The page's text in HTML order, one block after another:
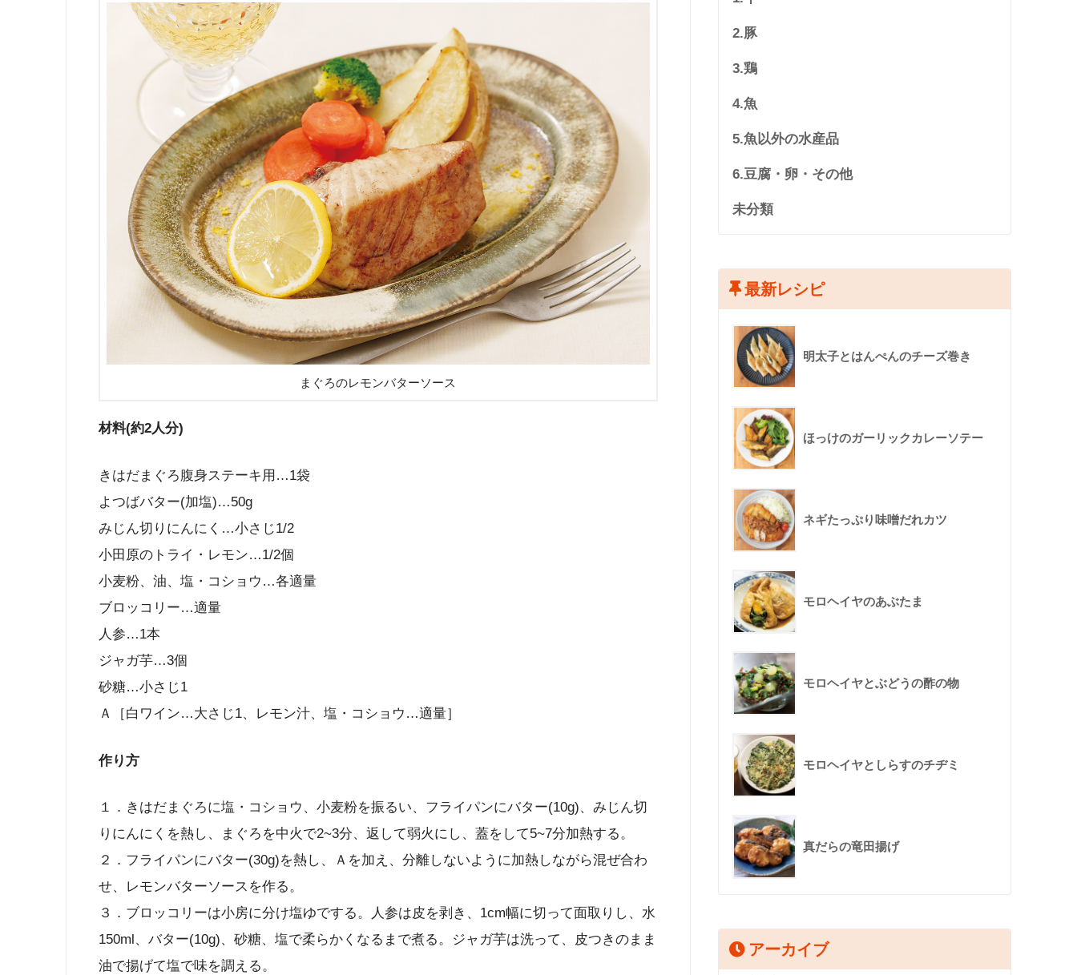
まぐろのレモンバターソース
材料(約2人分)
きはだまぐろ腹身ステーキ用…1袋
よつばバター(加塩)…50g
みじん切りにんにく…小さじ1/2
小田原のトライ・レモン…1/2個
小麦粉、油、塩・コショウ…各適量
ブロッコリー…適量
人参…1本
ジャガ芋…3個
砂糖…小さじ1
Ａ［白ワイン…大さじ1、レモン汁、塩・コショウ…適量］
作り方
１．きはだまぐろに塩・コショウ、小麦粉を振るい、フライパンにバター(10g)、みじん切
りにんにくを熱し、まぐろを中火で2~3分、返して弱火にし、蓋をして5~7分加熱する。
２．フライパンにバター(30g)を熱し、Ａを加え、分離しないように加熱しながら混ぜ合わ
せ、レモンバターソースを作る。
３．ブロッコリーは小房に分け塩ゆでする。人参は皮を剥き、1cm幅に切って面取りし、水
150ml、バター(10g)、砂糖、塩で柔らかくなるまで煮る。ジャガ芋は洗って、皮つきのまま
油で揚げて塩で味を調える。
2.豚
3.鶏
4.魚
5.魚以外の水産品
6.豆腐・卵・その他
未分類
最新レシピ
明太子とはんぺんのチーズ巻き
ほっけのガーリックカレーソテー
ネギたっぷり味噌だれカツ
モロヘイヤのあぶたま
モロヘイヤとぶどうの酢の物
モロヘイヤとしらすのチヂミ
真だらの竜田揚げ
アーカイブ